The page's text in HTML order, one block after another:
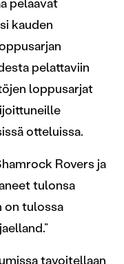
pelaavat
kauden
pelattaviin
loppusarjat
otteluissa.
Rovers ja
tulonsa
on tulossa
tavoitellaan